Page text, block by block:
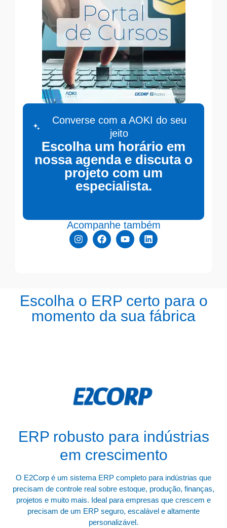
Converse com a AOKI do seu
jeito
Escolha um horário em
nossa agenda e discuta o
projeto com um
especialista.
Acompanhe também
Escolha o ERP certo para o
momento da sua fábrica
ERP robusto para indústrias
em crescimento
O E2Corp é um sistema ERP completo para indústrias que
precisam de controle real sobre estoque, produção, finanças,
projetos e muito mais. Ideal para empresas que crescem e
precisam de um ERP seguro, escalável e altamente
personalizável.